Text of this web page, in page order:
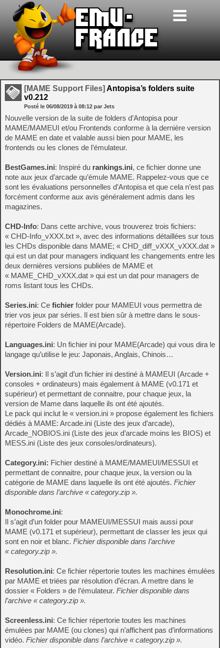
[MAME Support Files] Antopisa’s folders suite
v0.212
Posté le 06/08/2019 à 08:12 par Jets
Nouvelle version de la suite de folders d’Antopisa pour
MAME/MAMEUI et/ou Frontends conforme à la dernière version
de MAME en date et valable aussi bien pour MAME, les
frontends ou les clones de l’émulateur.
BestGames.ini: Inspiré du rankings.ini, ce fichier donne une
note aux jeux d’arcade qu’émule MAME. Rappelez-vous que ce
sont les évaluations personnelles d’Antopisa et que cela n’est pas
forcément conforme aux avis généralement admis dans les
magazines.
CHD-Info: Dans cette archive, vous trouverez trois fichiers:
« CHD-Info_vXXX.txt », avec des informations détaillées sur tous
les CHDs disponible dans MAME; « CHD_diff_vXXX_vXXX.dat »
qui est un dat pour managers indiquant les changements entre les
deux dernières versions publiées de MAME et
« MAME_CHD_vXXX.dat » qui est un dat pour managers de
roms listant tous les CHDs.
Series.ini: Ce fichier folder pour MAMEUI vous permettra de
trier vos jeux par séries. Il est bien sûr à mettre dans le sous-
répertoire Folders de MAME(Arcade).
Languages.ini: Un fichier ini pour MAME(Arcade) qui vous dira le
langage qu’utilise le jeu: Japonais, Anglais, Chinois…
Version.ini: Il s’agit d’un fichier ini destiné à MAMEUI (Arcade +
consoles + ordinateurs) mais également à MAME (v0.171 et
supérieur) et permettant de connaitre, pour chaque jeux, la
version de Mame dans laquelle ils ont été ajoutés.
Le pack qui inclut le « version.ini » propose également les fichiers
dédiés à MAME: Arcade.ini (Liste des jeux d’arcade),
Arcade_NOBIOS.ini (Liste des jeux d’arcade moins les BIOS) et
MESS.ini (Liste des jeux consoles/ordinateurs).
Category.ini: Fichier destiné à MAME/MAMEUI/MESSUI et
permettant de connaitre, pour chaque jeux, la version ou la
catégorie de MAME dans laquelle ils ont été ajoutés. Fichier
disponible dans l’archive « category.zip ».
Monochrome.ini:
Il s’agit d’un folder pour MAMEUI/MESSUI mais aussi pour
MAME (v0.171 et supérieur), permettant de classer les jeux qui
sont en noir et blanc. Fichier disponible dans l’archive
« category.zip ».
Resolution.ini: Ce fichier répertorie toutes les machines émulées
par MAME et triées par résolution d’écran. A mettre dans le
dossier « Folders » de l’émulateur. Fichier disponible dans
l’archive « category.zip ».
Screenless.ini: Ce fichier répertorie toutes les machines
émulées par MAME (ou clones) qui n’affichent pas d’informations
vidéo. Fichier disponible dans l’archive « category.zip ».